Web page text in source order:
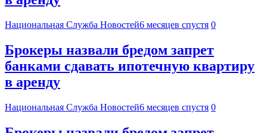
Национальная Служба Новостей6 месяцев спустя 0
Брокеры назвали бредом запрет
банками сдавать ипотечную квартиру
в аренду
Национальная Служба Новостей6 месяцев спустя 0